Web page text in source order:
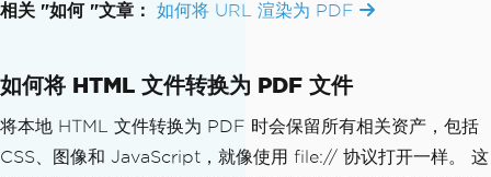
相关 "如何 "文章： 如何将 URL 渲染为 PDF
如何将 HTML 文件转换为 PDF 文件
将本地 HTML 文件转换为 PDF 时会保留所有相关资产，包括
CSS、图像和 JavaScript，就像使用 file:// 协议打开一样。 这